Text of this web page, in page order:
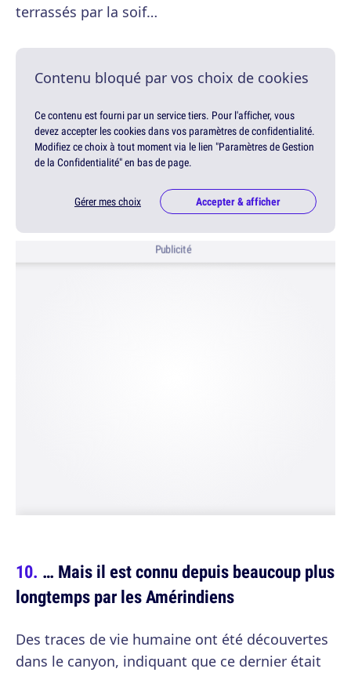
terrassés par la soif…
Contenu bloqué par vos choix de cookies
Ce contenu est fourni par un service tiers. Pour l'afficher, vous
devez accepter les cookies dans vos paramètres de confidentialité.
Modifiez ce choix à tout moment via le lien "Paramètres de Gestion
de la Confidentialité" en bas de page.
Gérer mes choix Accepter & afficher
Publicité
… Mais il est connu depuis beaucoup plus
longtemps par les Amérindiens
Des traces de vie humaine ont été découvertes
dans le canyon, indiquant que ce dernier était